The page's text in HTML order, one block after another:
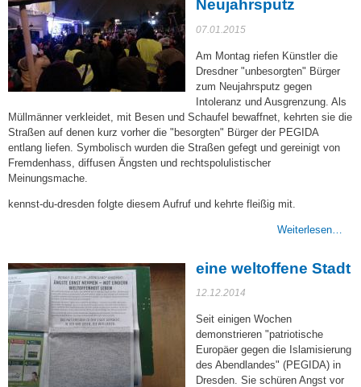
Neujahrsputz
07.01.2015
Am Montag riefen Künstler die
Dresdner "unbesorgten" Bürger
zum Neujahrsputz gegen
Intoleranz und Ausgrenzung. Als
Müllmänner verkleidet, mit Besen und Schaufel bewaffnet, kehrten sie die
Straßen auf denen kurz vorher die "besorgten" Bürger der PEGIDA
entlang liefen. Symbolisch wurden die Straßen gefegt und gereinigt von
Fremdenhass, diffusen Ängsten und rechtspolulistischer
Meinungsmache.
kennst-du-dresden folgte diesem Aufruf und kehrte fleißig mit.
Weiterlesen…
eine weltoffene Stadt
12.12.2014
Seit einigen Wochen
demonstrieren "patriotische
Europäer gegen die Islamisierung
des Abendlandes" (PEGIDA) in
Dresden. Sie schüren Angst vor